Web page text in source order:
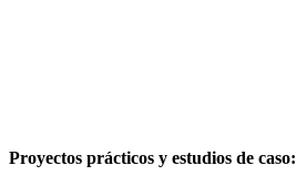
Proyectos prácticos y estudios de caso: